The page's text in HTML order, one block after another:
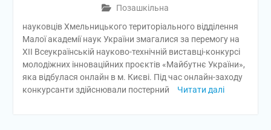
Позашкільна
науковців Хмельницького територіального відділення
Малої академії наук України змагалися за перемогу на
ХІІ Всеукраїнській науково-технічній виставці-конкурсі
молодіжних інноваційних проєктів «Майбутнє України»,
яка відбулася онлайн в м. Києві. Під час онлайн-заходу
конкурсанти здійснювали постерний
Читати далі